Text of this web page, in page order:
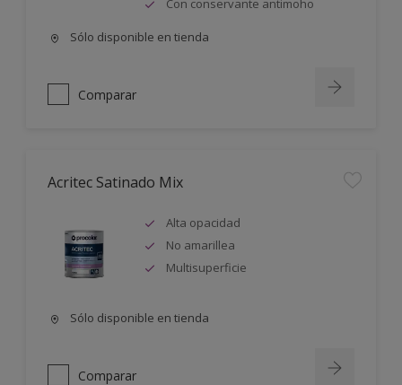
Con conservante antimoho
Sólo disponible en tienda
Comparar
Acritec Satinado Mix
Alta opacidad
No amarillea
Multisuperficie
Sólo disponible en tienda
Comparar